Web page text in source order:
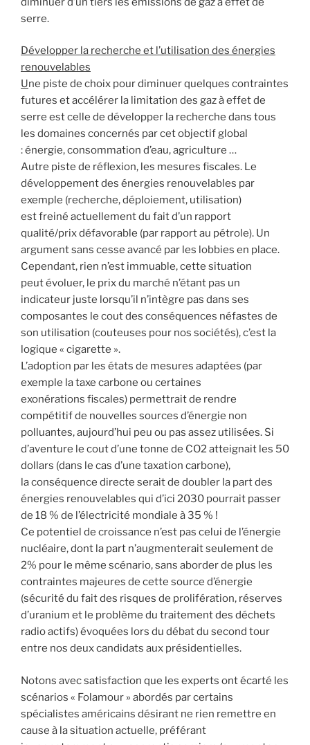
serre.
Développer la recherche et l’utilisation des énergies
renouvelables
Une piste de choix pour diminuer quelques contraintes
futures et accélérer la limitation des gaz à effet de
serre est celle de développer la recherche dans tous
les domaines concernés par cet objectif global
: énergie, consommation d’eau, agriculture …
Autre piste de réflexion, les mesures fiscales. Le
développement des énergies renouvelables par
exemple (recherche, déploiement, utilisation)
est freiné actuellement du fait d’un rapport
qualité/prix défavorable (par rapport au pétrole). Un
argument sans cesse avancé par les lobbies en place.
Cependant, rien n’est immuable, cette situation
peut évoluer, le prix du marché n’étant pas un
indicateur juste lorsqu’il n’intègre pas dans ses
composantes le cout des conséquences néfastes de
son utilisation (couteuses pour nos sociétés), c’est la
logique « cigarette ».
L’adoption par les états de mesures adaptées (par
exemple la taxe carbone ou certaines
exonérations fiscales) permettrait de rendre
compétitif de nouvelles sources d’énergie non
polluantes, aujourd’hui peu ou pas assez utilisées. Si
d’aventure le cout d’une tonne de CO2 atteignait les 50
dollars (dans le cas d’une taxation carbone),
la conséquence directe serait de doubler la part des
énergies renouvelables qui d’ici 2030 pourrait passer
de 18 % de l’électricité mondiale à 35 % !
Ce potentiel de croissance n’est pas celui de l’énergie
nucléaire, dont la part n’augmenterait seulement de
2% pour le même scénario, sans aborder de plus les
contraintes majeures de cette source d’énergie
(sécurité du fait des risques de prolifération, réserves
d’uranium et le problème du traitement des déchets
radio actifs) évoquées lors du débat du second tour
entre nos deux candidats aux présidentielles.
Notons avec satisfaction que les experts ont écarté les
scénarios « Folamour » abordés par certains
spécialistes américains désirant ne rien remettre en
cause à la situation actuelle, préférant